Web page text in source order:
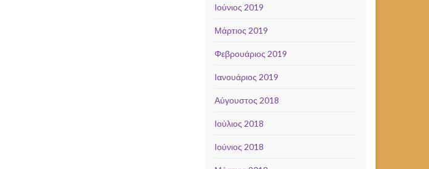
Ιούνιος 2019
Μάρτιος 2019
Φεβρουάριος 2019
Ιανουάριος 2019
Αύγουστος 2018
Ιούλιος 2018
Ιούνιος 2018